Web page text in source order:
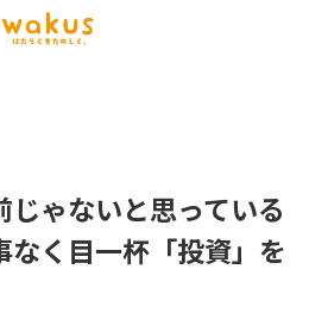
じゃないと思っている
なく目一杯「投資」を